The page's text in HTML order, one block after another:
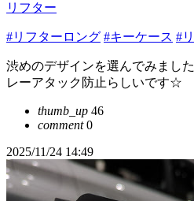
リフター
#リフターロング #キーケース #
渋めのデザインを選んでみまし
レーアタック防止らしいです☆
thumb_up 46
comment0
2025/11/24 14:49